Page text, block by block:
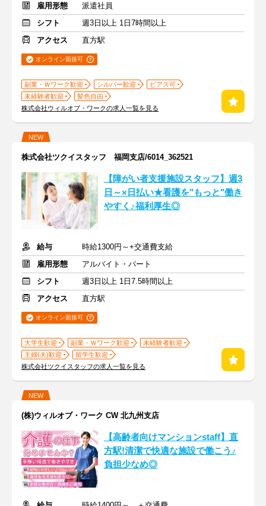
雇用形態
派遣社員
シフト
週3日以上 1日7時間以上
アクセス
直方駅
オンライン面接可
副業・Ｗワーク歓迎 シルバー歓迎
ピアス可
未経験者歓迎
髪色自由
株式会社ウィルオブ・ワークの求人一覧を見る
NEW
株式会社ツクイスタッフ 福岡支店/6014_362521
【障がい者支援施設スタッフ】週3
日～×日払い★看護を"もっと"働き
やすく♪福利厚生◎
給与
時給1300円～+交通費支給
雇用形態
アルバイト・パート
シフト
週3日以上 1日7.5時間以上
アクセス
直方駅
オンライン面接可
大学生歓迎 副業・Ｗワーク歓迎
未経験者歓迎
主婦(夫)歓迎
留学生歓迎
株式会社ツクイスタッフの求人一覧を見る
NEW
(株)ウィルオブ・ワーク CW 北九州支店
【高齢者向けマンションstaff】直
方駅!清潔で快適な施設で働こう♪
負担少なめ◎